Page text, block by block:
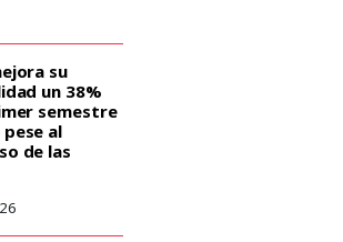
su
un 38%
semestre
pese al
de las